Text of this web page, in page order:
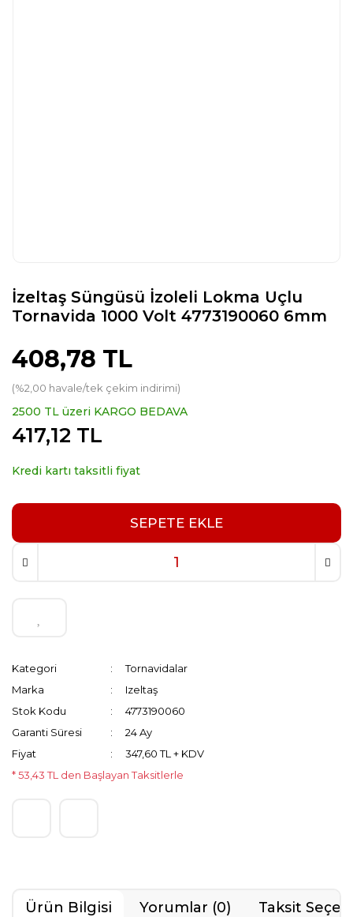
İzeltaş Süngüsü İzoleli Lokma Uçlu
Tornavida 1000 Volt 4773190060 6mm
408,78 TL
(%2,00 havale/tek çekim indirimi)
2500 TL üzeri KARGO BEDAVA
417,12 TL
Kredi kartı taksitli fiyat
SEPETE EKLE
Kategori
Tornavidalar
Marka
Izeltaş
Stok Kodu
4773190060
Garanti Süresi
24 Ay
Fiyat
347,60 TL + KDV
* 53,43 TL den Başlayan Taksitlerle
Ürün Bilgisi Yorumlar (0) Taksit